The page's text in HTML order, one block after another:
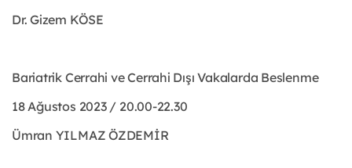
Dr. Gizem KÖSE
Bariatrik Cerrahi ve Cerrahi Dışı Vakalarda Beslenme
18 Ağustos 2023 / 20.00-22.30
Ümran YILMAZ ÖZDEMİR